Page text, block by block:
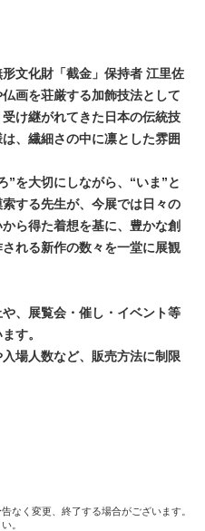
文化財「截金」保持者 江里佐
画を荘厳する加飾技法として
け継がれてきた日本の伝統技
、繊細さの中に凛とした雰囲
”を大切にしながら、“いま”と
する先生が、今展では日々の
ら得た着想を基に、豊かな創
れる新作の数々を一堂に展観
、展覧会・催し・イベント等
す。
場人数など、販売方法に制限
なく変更、終了する場合がございます。
。